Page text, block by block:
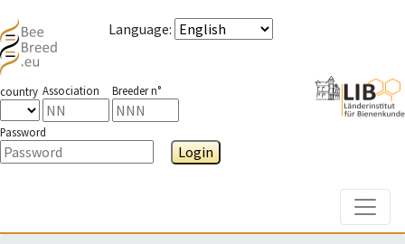
Language:
country Association Breeder n°
Password
Login